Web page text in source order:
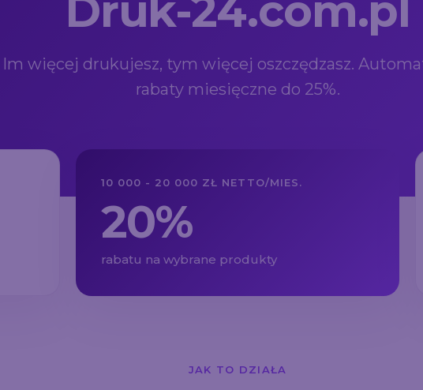
Druk-24.com.pl
Im więcej drukujesz, tym więcej oszczędzasz.
rabaty miesięczne do 25%.
10 000 - 20 000 ZŁ NETTO/MIES.
20%
rabatu na wybrane produkty
JAK TO DZIAŁA